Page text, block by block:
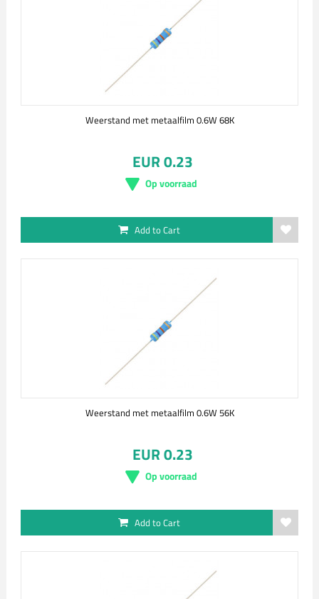
Weerstand met metaalfilm 0.6W 68K
EUR 0.23
Op voorraad
Add to Cart
Weerstand met metaalfilm 0.6W 56K
EUR 0.23
Op voorraad
Add to Cart